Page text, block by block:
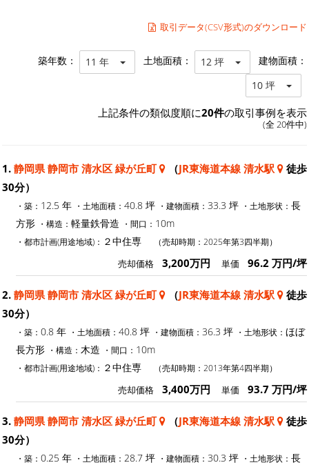
取引データ(CSV形式)のダウンロード
築年数： 11 年 土地面積： 12 坪 建物面積：
10 坪
上記条件の類似度順に20件の取引事例を表示
(全 20件中)
1. 静岡県 静岡市 清水区 緑が丘町 （JR東海道本線 清水駅
徒歩
30分）
・築： 12.5 年 ・土地面積： 40.8 坪 ・建物面積： 33.3 坪 ・土地形状： 長
方形 ・構造： 軽量鉄骨造 ・間口： 10m
・都市計画(用途地域)： ２中住専 （売却時期：2025年第3四半期）
売却価格 3,200万円 単価 96.2 万円/坪
2. 静岡県 静岡市 清水区 緑が丘町 （JR東海道本線 清水駅
徒歩
30分）
・築： 0.8 年 ・土地面積： 40.8 坪 ・建物面積： 36.3 坪 ・土地形状： ほぼ
長方形 ・構造： 木造 ・間口： 10m
・都市計画(用途地域)： ２中住専 （売却時期：2013年第4四半期）
売却価格 3,400万円 単価 93.7 万円/坪
3. 静岡県 静岡市 清水区 緑が丘町 （JR東海道本線 清水駅
徒歩
30分）
・築： 0.25 年 ・土地面積： 28.7 坪 ・建物面積： 30.3 坪 ・土地形状： 長